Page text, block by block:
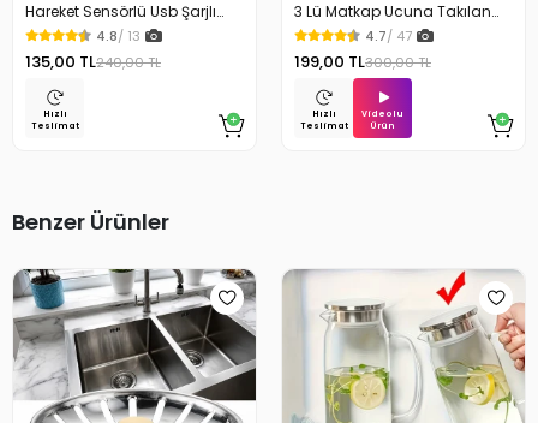
Hareket Sensörlü Usb Şarjlı
Beyaz Led Işık Lamba
4.8/ 13
135,00 TL240,00 TL
Hızlı
Teslimat
3 Lü Matkap Ucuna Takılan
Temizlik Fırça Seti
4.7/ 47
199,00 TL300,00 TL
Hızlı
Teslimat
Videolu
Ürün
Benzer Ürünler